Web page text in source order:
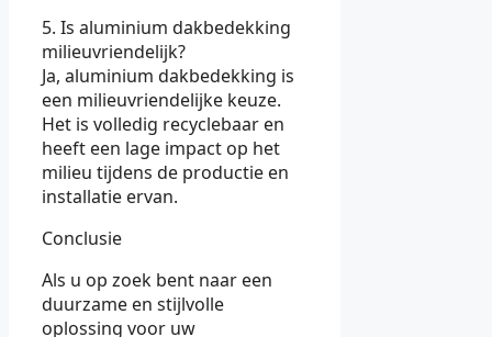
5. Is aluminium dakbedekking
milieuvriendelijk?
Ja, aluminium dakbedekking is
een milieuvriendelijke keuze.
Het is volledig recyclebaar en
heeft een lage impact op het
milieu tijdens de productie en
installatie ervan.
Conclusie
Als u op zoek bent naar een
duurzame en stijlvolle
oplossing voor uw